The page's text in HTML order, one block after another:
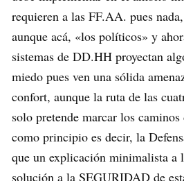
requieren a las FF.AA. pues
aunque acá, «los políticos» y
sistemas de DD.HH proyectan
miedo pues ven una sólida
confort, aunque la ruta de las
solo pretende marcar los
como principio es decir, la
que un explicación minimalista a
solución a la SEGURIDAD de